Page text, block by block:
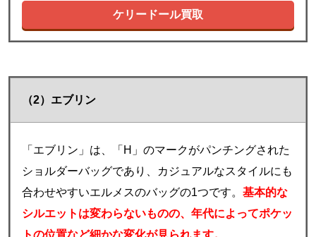
ケリードール買取
（2）エブリン
「エブリン」は、「H」のマークがパンチングされた
ショルダーバッグであり、カジュアルなスタイルにも
合わせやすいエルメスのバッグの1つです。 基本的な
シルエットは変わらないものの、年代によってポケッ